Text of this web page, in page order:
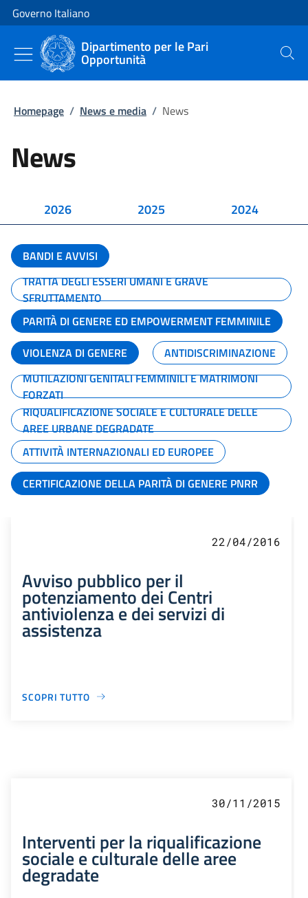
Vai al contenuto
Vai alla navigazione del sito
Governo Italiano
Dipartimento per le Pari
Opportunità Cerca
Homepage / News e media / News
News
2026 2025 2024
BANDI E AVVISI
TRATTA DEGLI ESSERI UMANI E GRAVE
SFRUTTAMENTO
PARITÀ DI GENERE ED EMPOWERMENT FEMMINILE
VIOLENZA DI GENERE
ANTIDISCRIMINAZIONE
MUTILAZIONI GENITALI FEMMINILI E MATRIMONI
FORZATI
RIQUALIFICAZIONE SOCIALE E CULTURALE DELLE
AREE URBANE DEGRADATE
ATTIVITÀ INTERNAZIONALI ED EUROPEE
CERTIFICAZIONE DELLA PARITÀ DI GENERE PNRR
22/04/2016
Avviso pubblico per il
potenziamento dei Centri
antiviolenza e dei servizi di
assistenza
SCOPRI TUTTO
30/11/2015
Interventi per la riqualificazione
sociale e culturale delle aree
degradate